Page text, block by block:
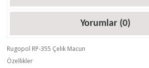
Yorumlar (0)
Rugopol RP-355 Çelik Macun
Özellikler